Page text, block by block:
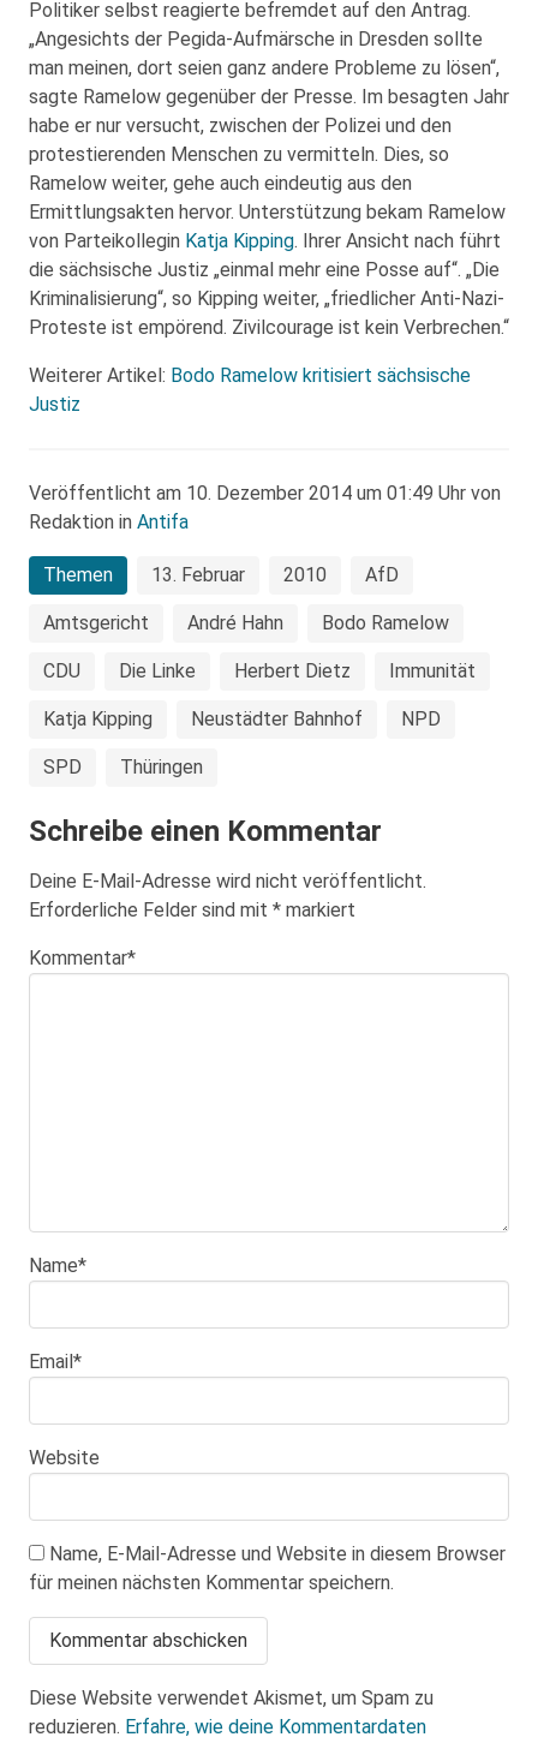
Politiker selbst reagierte befremdet auf den Antrag.
„Angesichts der Pegida-Aufmärsche in Dresden sollte
man meinen, dort seien ganz andere Probleme zu lösen“,
sagte Ramelow gegenüber der Presse. Im besagten Jahr
habe er nur versucht, zwischen der Polizei und den
protestierenden Menschen zu vermitteln. Dies, so
Ramelow weiter, gehe auch eindeutig aus den
Ermittlungsakten hervor. Unterstützung bekam Ramelow
von Parteikollegin Katja Kipping. Ihrer Ansicht nach führt
die sächsische Justiz „einmal mehr eine Posse auf“. „Die
Kriminalisierung“, so Kipping weiter, „friedlicher Anti-Nazi-
Proteste ist empörend. Zivilcourage ist kein Verbrechen.“
Weiterer Artikel: Bodo Ramelow kritisiert sächsische
Justiz
Veröffentlicht am 10. Dezember 2014 um 01:49 Uhr von
Redaktion in Antifa
Themen 13. Februar 2010 AfD
Amtsgericht André Hahn Bodo Ramelow
CDU Die Linke Herbert Dietz Immunität
Katja Kipping Neustädter Bahnhof NPD
SPD Thüringen
Schreibe einen Kommentar
Deine E-Mail-Adresse wird nicht veröffentlicht.
Erforderliche Felder sind mit * markiert
Kommentar*
Name*
Email *
Website
Name, E-Mail-Adresse und Website in diesem Browser
für meinen nächsten Kommentar speichern.
Diese Website verwendet Akismet, um Spam zu
reduzieren. Erfahre, wie deine Kommentardaten